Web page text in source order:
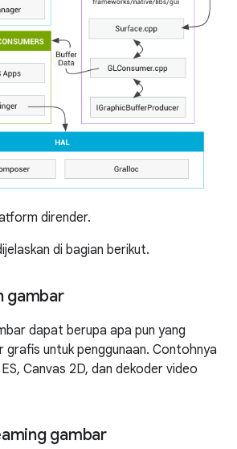
dirender.
di bagian berikut.
gambar
dapat berupa apa pun yang
grafis untuk penggunaan. Contohnya
Canvas 2D, dan dekoder video
gambar